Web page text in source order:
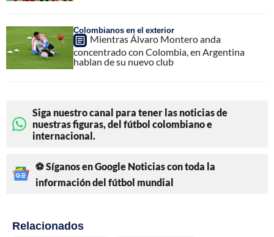
Colombianos en el exterior
Mientras Álvaro Montero anda
concentrado con Colombia, en Argentina
hablan de su nuevo club
Siga nuestro canal para tener las noticias de
nuestras figuras, del fútbol colombiano e
internacional.
⚽ Síganos en Google Noticias con toda la
información del fútbol mundial
Relacionados